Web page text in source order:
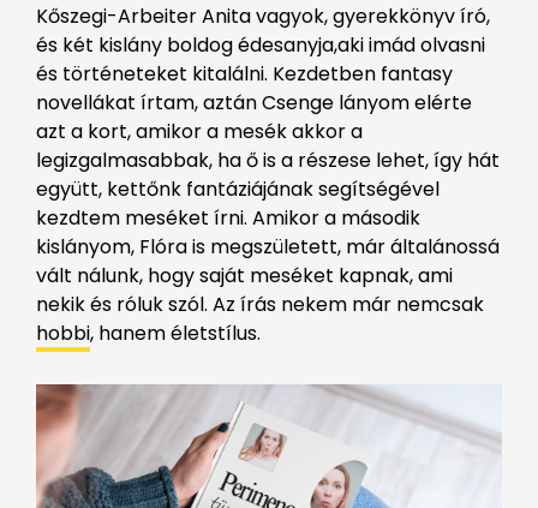
Kőszegi-Arbeiter Anita vagyok, gyerekkönyv író,
és két kislány boldog édesanyja,aki imád olvasni
és történeteket kitalálni. Kezdetben fantasy
novellákat írtam, aztán Csenge lányom elérte
azt a kort, amikor a mesék akkor a
legizgalmasabbak, ha ő is a részese lehet, így hát
együtt, kettőnk fantáziájának segítségével
kezdtem meséket írni. Amikor a második
kislányom, Flóra is megszületett, már általánossá
vált nálunk, hogy saját meséket kapnak, ami
nekik és róluk szól. Az írás nekem már nemcsak
hobbi, hanem életstílus.